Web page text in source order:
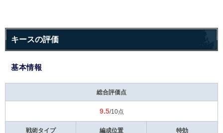
キースの評価
基本情報
総合評価点
9.5/10点
戦術タイプ 編成位置 特効